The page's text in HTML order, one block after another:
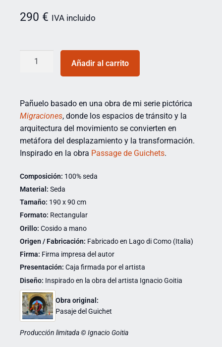
290 € IVA incluido
Añadir al carrito
Pañuelo basado en una obra de mi serie pictórica
Migraciones, donde los espacios de tránsito y la
arquitectura del movimiento se convierten en
metáfora del desplazamiento y la transformación.
Inspirado en la obra Passage de Guichets.
Composición: 100% seda
Material: Seda
Tamaño: 190 x 90 cm
Formato: Rectangular
Orillo: Cosido a mano
Origen / Fabricación: Fabricado en Lago di Como (Italia)
Firma: Firma impresa del autor
Presentación: Caja firmada por el artista
Diseño: Inspirado en la obra del artista Ignacio Goitia
Obra original:
Pasaje del Guichet
Producción limitada © Ignacio Goitia